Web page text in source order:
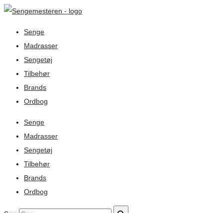
Senge
Madrasser
Sengetøj
Tilbehør
Brands
Ordbog
Senge
Madrasser
Sengetøj
Tilbehør
Brands
Ordbog